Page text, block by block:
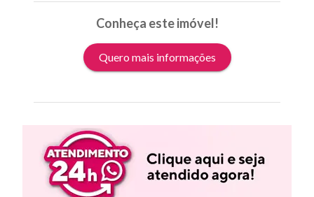
Conheça este imóvel!
Quero mais informações